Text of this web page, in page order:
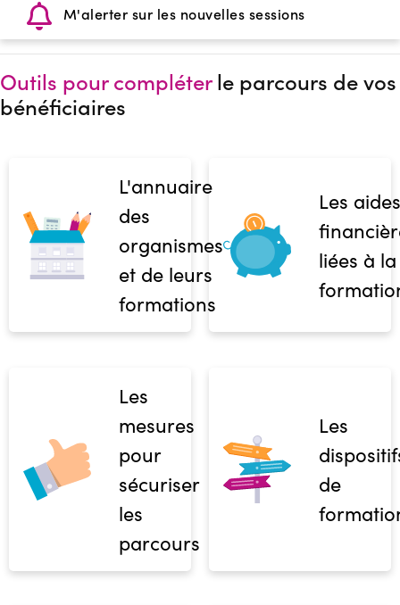
M'alerter sur les nouvelles sessions
Outils pour compléterle parcours de vos
bénéficiaires
L'annuaire
des
organismes
et de leurs
formations
Les aides
liées à la
Les
mesures
pour
sécuriser
les
parcours
Les
de